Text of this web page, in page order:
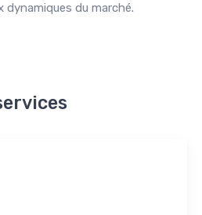
dynamiques du marché.